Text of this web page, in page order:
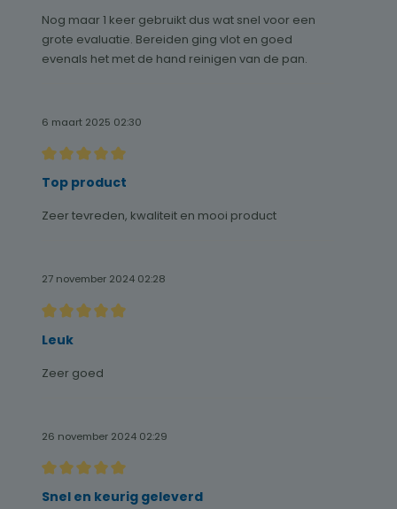
Nog maar 1 keer gebruikt dus wat snel voor een
grote evaluatie. Bereiden ging vlot en goed
evenals het met de hand reinigen van de pan.
6 maart 2025 02:30
Recensie met een waardering van 5 van de 5 sterren
Top product
Zeer tevreden, kwaliteit en mooi product
27 november 2024 02:28
Recensie met een waardering van 5 van de 5 sterren
Leuk
Zeer goed
26 november 2024 02:29
Recensie met een waardering van 5 van de 5 sterren
Snel en keurig geleverd